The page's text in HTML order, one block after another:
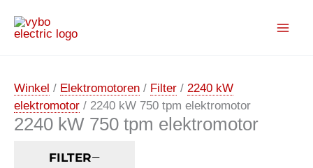
naar
Winkel / Elektromotoren / Filter / 2240 kW
elektromotor / 2240 kW 750 tpm elektromotor
2240 kW 750 tpm elektromotor
FILTER